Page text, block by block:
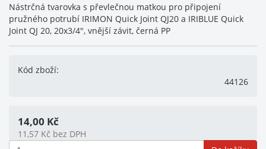
Nástrčná tvarovka s převlečnou matkou pro připojení
pružného potrubí IRIMON Quick Joint QJ20 a IRIBLUE Quick
Joint QJ 20, 20x3/4", vnější závit, černá PP
Kód zboží:
44126
14,00 Kč
11,57 Kč bez DPH